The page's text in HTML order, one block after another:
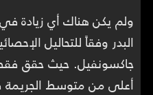
ولم يكن هناك أي زيادة
البدر وفقاً للتحاليل
أعلى من متوسط الجريمة